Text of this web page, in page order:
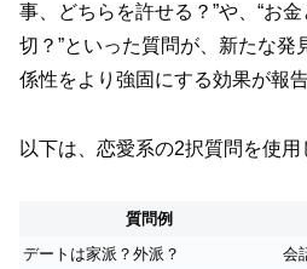
事、どちらを許せる？”や、“お
切？”といった質問が、新たな発
係性をより強固にする効果が報
以下は、恋愛系の2択質問を使用
質問例
デートは家派？外派？
会